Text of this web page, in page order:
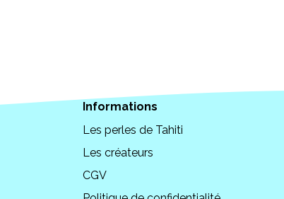
Informations
Les perles de Tahiti
Les créateurs
CGV